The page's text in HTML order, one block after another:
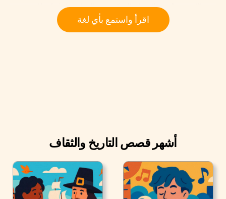
"المورزو". في الصباح المبكر. من الشائع تناول إفطار خفيف.
اقرأ واستمع بأي لغة
أشهر قصص التاريخ والثقاف